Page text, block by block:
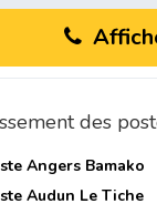
des
Angers Bamako
Audun Le Tiche